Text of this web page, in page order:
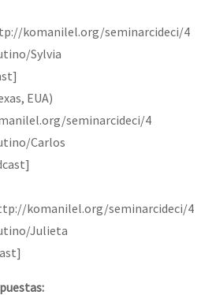
komanilel.org/seminarcideci/4
Sylvia
EUA)
seminarcideci/4
Carlos
komanilel.org/seminarcideci/4
Julieta